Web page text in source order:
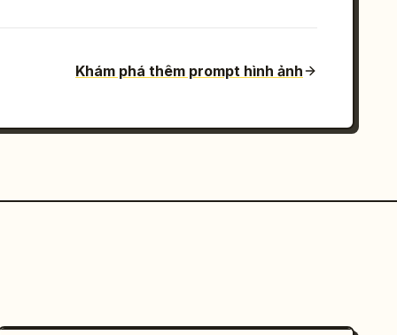
Khám phá thêm prompt hình ảnh